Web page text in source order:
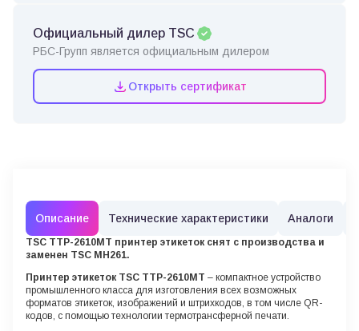
Официальный дилер TSC
РБС-Групп является официальным дилером
Открыть сертификат
Описание Технические характеристики Аналоги
TSC TTP-2610MT принтер этикеток снят с производства и
заменен TSC MH261.
Принтер этикеток TSC TTP-2610MT – компактное устройство
промышленного класса для изготовления всех возможных
форматов этикеток, изображений и штрихкодов, в том числе QR-
кодов, с помощью технологии термотрансферной печати.